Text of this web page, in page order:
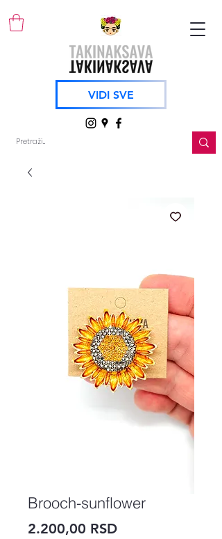
VIDI SVE
Brooch-sunflower
2.200,00 RSDPrice